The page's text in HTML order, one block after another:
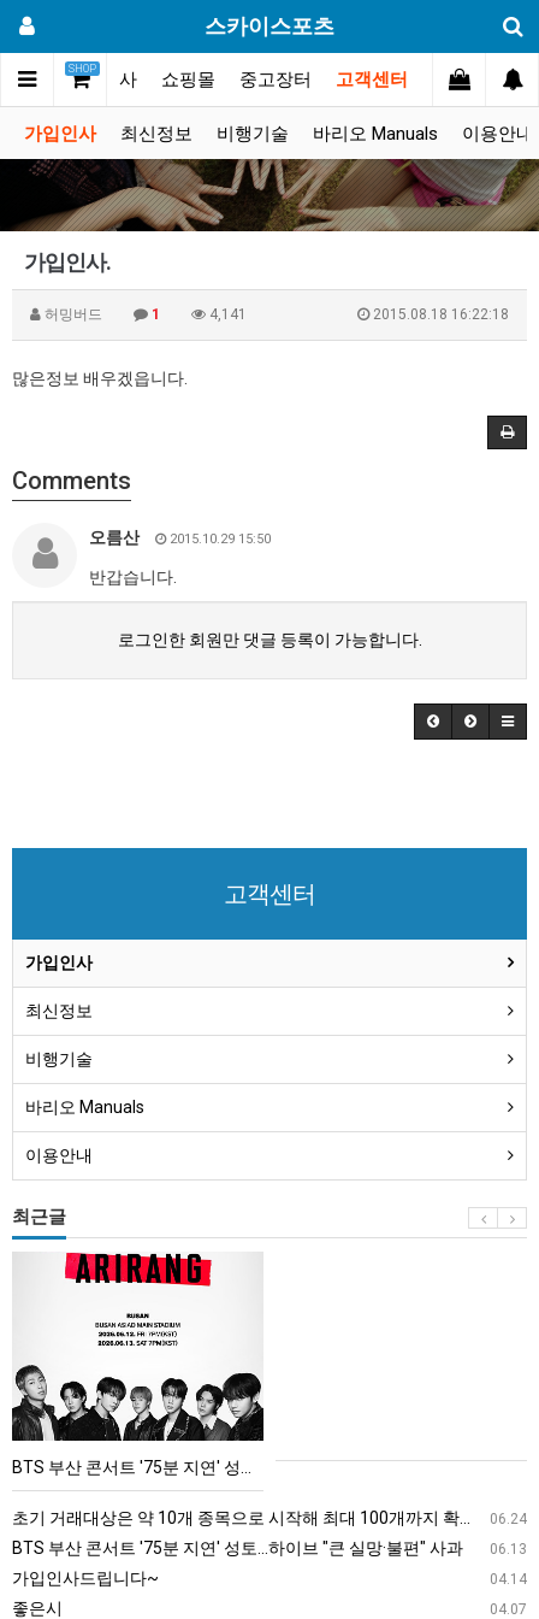
스카이스포츠
SHOP
리 대회.행사 쇼핑몰 중고장터 고객센터
가입인사 최신정보 비행기술 바리오 Manuals 이용안내
가입인사.
허밍버드 1 4,141 2015.08.18 16:22:18
많은정보 배우겠읍니다.
Comments
오름산 2015.10.29 15:50
반갑습니다.
로그인한 회원만 댓글 등록이 가능합니다.
고객센터
가입인사
최신정보
비행기술
바리오 Manuals
이용안내
최근글
서
트
'75
분
BTS 부산 콘서트 '75분 지연' 성토…하이브 "큰 실망·불편" 사과
06.24
초기 거래대상은 약 10개 종목으로 시작해 최대 100개까지 확대할 방침이다. 구체적인 거래 대상 ETF는 아직 확정되지 않았지만, 시장 대표성이나 거래량을 고려해 선정할 계획이다.
06.13
BTS 부산 콘서트 '75분 지연' 성토…하이브 "큰 실망·불편" 사과
04.14
가입인사드립니다~
04.07
좋은시